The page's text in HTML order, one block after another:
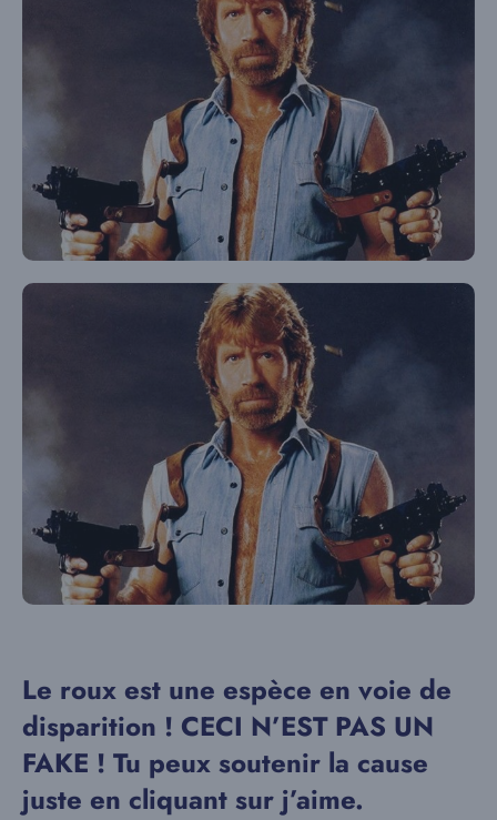
Le roux est une espèce en voie de
disparition ! CECI N’EST PAS UN
FAKE ! Tu peux soutenir la cause
juste en cliquant sur j’aime.